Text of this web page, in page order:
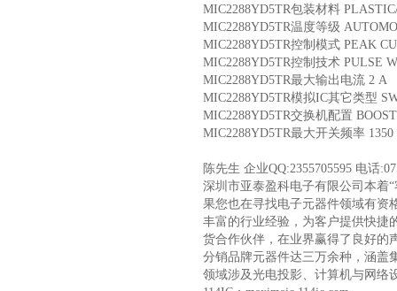
MIC2288YD5TR包装材料
MIC2288YD5TR温度等级
MIC2288YD5TR控制模式 PEAK
MIC2288YD5TR控制技术 PULSE
MIC2288YD5TR最大输出电流 2 A
MIC2288YD5TR模拟IC其它类型
MIC2288YD5TR交换机配置
MIC2288YD5TR最大开关频率
陈先生 企业QQ:2355705595 电话
深圳市亚泰盈科电子有限公司本着
果您也在寻找电子元器件领域有资
丰富的行业经验，为客户提供快捷
货合作伙伴，在业界赢得了良好的
分销品牌元器件达三万余种，涵盖
领域涉及光电投影、计算机与网络